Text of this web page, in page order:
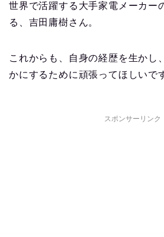
世界で活躍する大手家電メーカー
る、吉田庸樹さん。
これからも、自身の経歴を生かし
かにするために頑張ってほしいで
スポンサーリンク